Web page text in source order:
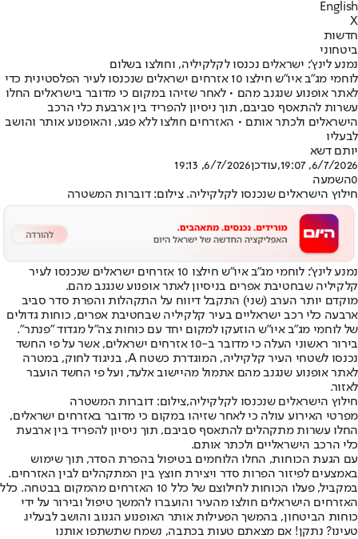
English
X
חדשות
ביטחוני
נמנע לינץ': ישראלים נכנסו לקלקיליה, וחולצו בשלום
לוחמי מג״ב איו״ש חילצו 10 אזרחים ישראלים שנכנסו לעיר הפלסטינית כדי
לאתר אופנוע שנגנב מהם • לאחר שזיהו במקום כי מדובר בישראלים החלו
עשרות להתאסף סביבם, תוך ניסיון להפריד בין ארבעת כלי הרכב
הישראלים ולכתר אותם • האזרחים חולצו ללא פגע, והאופנוע אותר והושב
לבעליו
יותם דשא
6/7/2026, 19:07
,עודכן6/7/2026, 19:13
0השמעה
חילוץ הישראלים שנכנסו לקלקיליה. צילום: דוברות המשטרה
נמנע לינץ': לוחמי מג״ב איו״ש חילצו 10 אזרחים ישראלים שנכנסו לעיר
קלקיליה שבחטיבת אפרים בניסיון לאתר אופנוע שנגנב מהם.
מוקדם יותר הערב (שני) התקבל דיווח על התקהלות והפרת סדר סביב
ארבעה כלי רכב ישראליים בעיר קלקיליה שבחטיבת אפרים, כוחות גדולים
של לוחמי מג״ב איו״ש הוזעקו למקום יחד עם כוחות צה״ל מגדוד "פנתר".
בירור ראשוני העלה כי מדובר ב-10 אזרחים ישראלים, אשר על פי החשד
נכנסו לשטחי העיר קלקיליה, המוגדרת כשטח A, בניגוד לחוק, במטרה
לאתר אופנוע שנגנב מהם אתמול מהיישוב אלעד, ועל פי החשד הועבר
לאזור.
חילוץ הישראלים שנכנסו לקלקיליה,צילום: דוברות המשטרה
מפרטי האירוע עולה כי לאחר שזיהו במקום כי מדובר באזרחים ישראלים,
החלו עשרות מתקהלים להתאסף סביבם, תוך ניסיון להפריד בין ארבעת
כלי הרכב הישראליים ולכתר אותם.
עם הגעת הכוחות, החלו הלוחמים בטיפול בהפרת הסדר, תוך שימוש
באמצעים לפיזור הפרות סדר ויצירת חוצץ בין המתקהלים לבין האזרחים.
במקביל, פעלו הכוחות לחילוצם של כלל 10 האזרחים מהמקום בבטחה. כלל
האזרחים הישראלים חולצו מהעיר והועברו להמשך טיפול ובירור על ידי
כוחות הביטחון, בהמשך הפעילות אותר האופנוע הגנוב והושב לבעליו.
טעינו? נתקן! אם מצאתם טעות בכתבה, נשמח שתשתפו אותנו